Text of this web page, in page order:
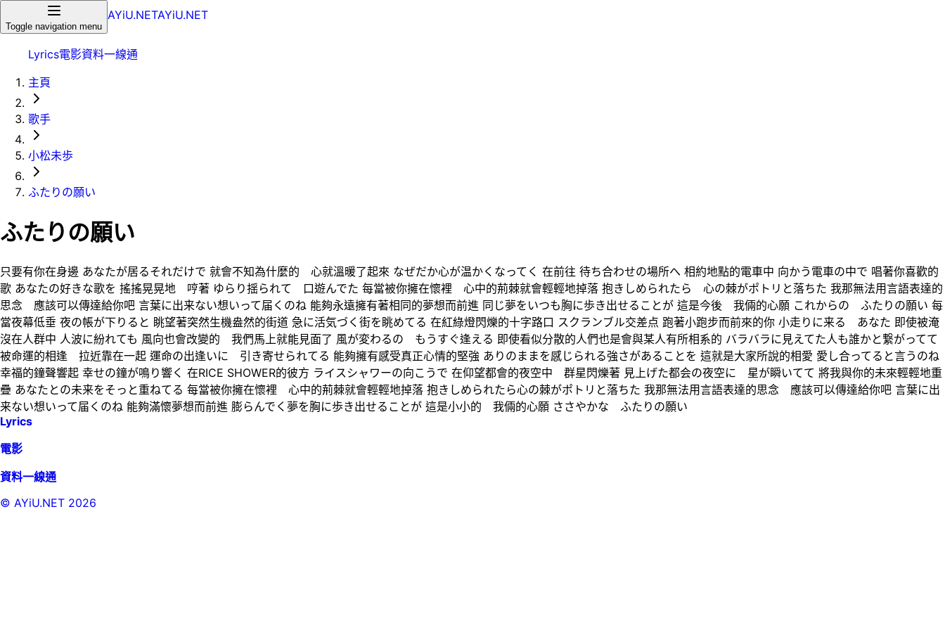
Toggle navigation menu
AYiU.NETAYiU.NET
Lyrics電影資料一線通
主頁
歌手
小松未歩
ふたりの願い
ふたりの願い
只要有你在身邊 あなたが居るそれだけで 就會不知為什麼的 心就溫暖了起來 なぜだか心が温かくなってく 在前往 待ち合わせの場所へ 相約地點的電車中 向かう電車の中で 唱著你喜歡的
歌 あなたの好きな歌を 搖搖晃晃地 哼著 ゆらり揺られて 口遊んでた 每當被你擁在懷裡 心中的荊棘就會輕輕地掉落 抱きしめられたら 心の棘がポトリと落ちた 我那無法用言語表達的
思念 應該可以傳達給你吧 言葉に出来ない想いって届くのね 能夠永遠擁有著相同的夢想而前進 同じ夢をいつも胸に歩き出せることが 這是今後 我倆的心願 これからの ふたりの願い 每
當夜幕低垂 夜の帳が下りると 眺望著突然生機盎然的街道 急に活気づく街を眺めてる 在紅綠燈閃爍的十字路口 スクランブル交差点 跑著小跑步而前來的你 小走りに来る あなた 即使被淹
沒在人群中 人波に紛れても 風向也會改變的 我們馬上就能見面了 風が変わるの もうすぐ逢える 即使看似分散的人們也是會與某人有所相系的 バラバラに見えてた人も誰かと繋がってて
被命運的相逢 拉近靠在一起 運命の出逢いに 引き寄せられてる 能夠擁有感受真正心情的堅強 ありのままを感じられる強さがあることを 這就是大家所說的相愛 愛し合ってると言うのね
幸福的鐘聲響起 幸せの鐘が鳴り響く 在RICE SHOWER的彼方 ライスシャワーの向こうで 在仰望都會的夜空中 群星閃爍著 見上げた都会の夜空に 星が瞬いてて 將我與你的未來輕輕地重
疊 あなたとの未来をそっと重ねてる 每當被你擁在懷裡 心中的荊棘就會輕輕地掉落 抱きしめられたら心の棘がポトリと落ちた 我那無法用言語表達的思念 應該可以傳達給你吧 言葉に出
来ない想いって届くのね 能夠滿懷夢想而前進 膨らんでく夢を胸に歩き出せることが 這是小小的 我倆的心願 ささやかな ふたりの願い
Lyrics
電影
資料一線通
© AYiU.NET 2026